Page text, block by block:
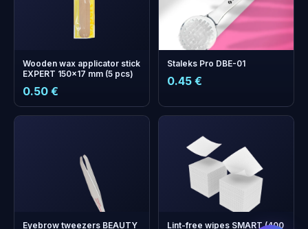
Wooden wax applicator stick
EXPERT 150x17 mm (5 pcs)
0.50 €
Staleks Pro DBE-01
0.45 €
Eyebrow tweezers BEAUTY Lint-free wipes SMART (400
бонусних